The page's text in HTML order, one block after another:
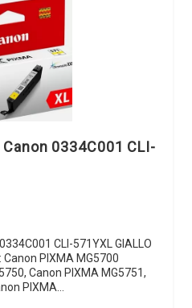
0334C001 CLI-
CLI-571YXL GIALLO
PIXMA MG5700
Canon PIXMA MG5751,
PIXMA…